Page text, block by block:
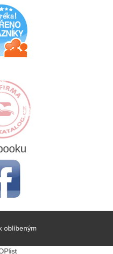
oblíbeným